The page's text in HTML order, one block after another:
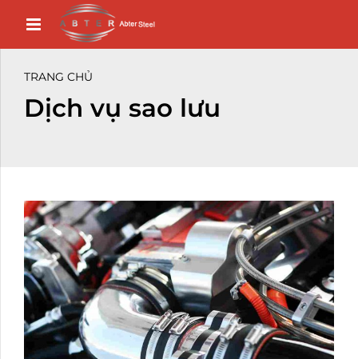
TRANG CHỦ
Dịch vụ sao lưu